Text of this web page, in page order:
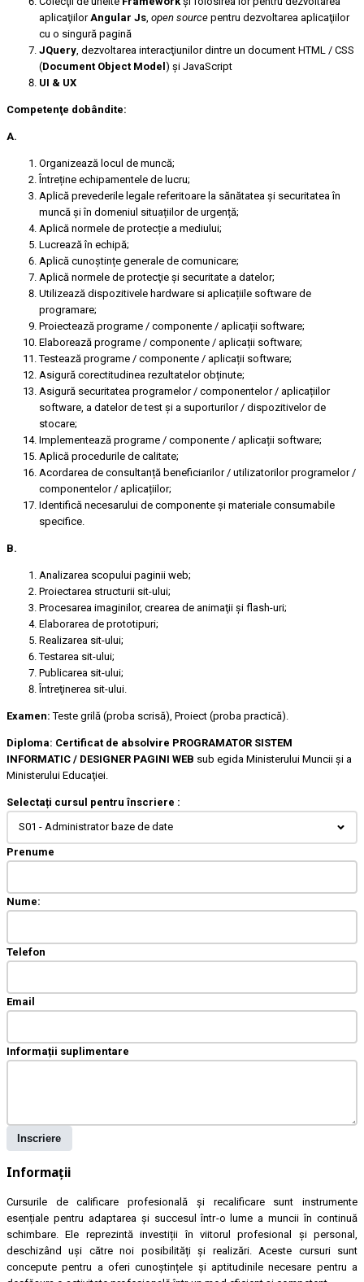
aplicaţiilorAngular Js, open source pentru dezvoltarea aplicaţiilor
cu o singură pagină
JQuery, dezvoltarea interacţiunilor dintre un document HTML / CSS
(Document Object Model ) şi JavaScript
UI & UX
Competenţe dobândite:
A.
Organizează locul de muncă;
Întreține echipamentele de lucru;
Aplică prevederile legale referitoare la sănătatea și securitatea în
muncă și în domeniul situațiilor de urgență;
Aplică normele de protecție a mediului;
Lucrează în echipă;
Aplică cunoștințe generale de comunicare;
Aplică normele de protecţie și securitate a datelor;
Utilizează dispozitivele hardware si aplicațiile software de
programare;
Proiectează programe / componente / aplicații software;
Elaborează programe / componente / aplicații software;
Testează programe / componente / aplicații software;
Asigură corectitudinea rezultatelor obținute;
Asigură securitatea programelor / componentelor / aplicațiilor
software, a datelor de test și a suporturilor / dispozitivelor de
stocare;
Implementează programe / componente / aplicații software;
Aplică procedurile de calitate;
Acordarea de consultanță beneficiarilor / utilizatorilor programelor /
componentelor / aplicațiilor;
Identifică necesarului de componente și materiale consumabile
specifice.
B.
Analizarea scopului paginii web;
Proiectarea structurii sit-ului;
Procesarea imaginilor, crearea de animaţii şi flash-uri;
Elaborarea de prototipuri;
Realizarea sit-ului;
Testarea sit-ului;
Publicarea sit-ului;
Întreţinerea sit-ului.
Examen:Teste grilă (proba scrisă), Proiect (proba practică).
Diploma: Certificat de absolvire PROGRAMATOR SISTEM
INFORMATIC / DESIGNER PAGINI WEB sub egida Ministerului Muncii şi a
Ministerului Educaţiei.
Selectați cursul pentru înscriere :
S01 - Administrator baze de date
Prenume
Nume:
Telefon
Email
Informații suplimentare
Inscriere
Informații
Cursurile de calificare profesională și recalificare sunt instrumente
esențiale pentru adaptarea și succesul într-o lume a muncii în continuă
schimbare. Ele reprezintă investiții în viitorul profesional și personal,
deschizând uși către noi posibilități și realizări. Aceste cursuri sunt
concepute pentru a oferi cunoștințele și aptitudinile necesare pentru a